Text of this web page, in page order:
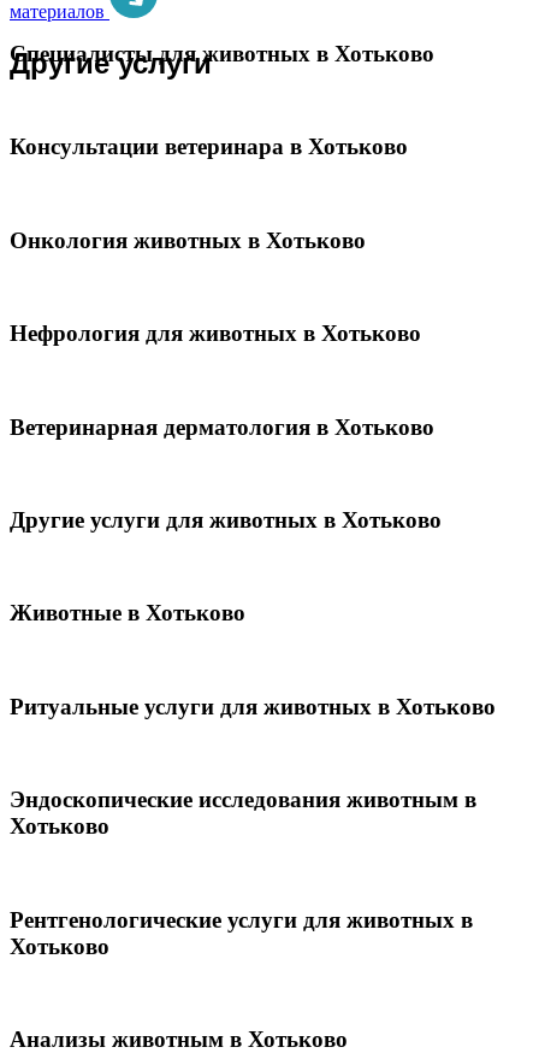
материалов
Другие услуги
Специалисты для животных в Хотьково
Консультации ветеринара в Хотьково
Онкология животных в Хотьково
Нефрология для животных в Хотьково
Ветеринарная дерматология в Хотьково
Другие услуги для животных в Хотьково
Животные в Хотьково
Ритуальные услуги для животных в Хотьково
Эндоскопические исследования животным в
Хотьково
Рентгенологические услуги для животных в
Хотьково
Анализы животным в Хотьково